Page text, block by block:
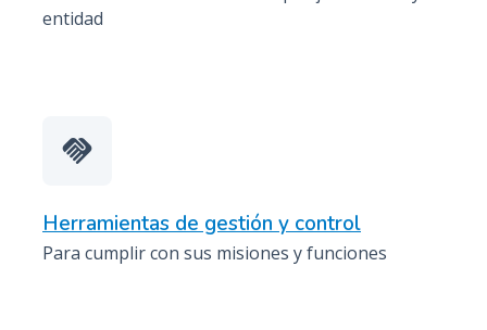
entidad
handshake
Herramientas de gestión y control
Para cumplir con sus misiones y funciones